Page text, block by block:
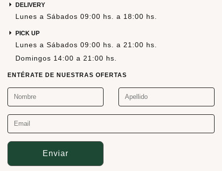
DELIVERY
Lunes a Sábados 09:00 hs. a 18:00 hs.
PICK UP
Lunes a Sábados 09:00 hs. a 21:00 hs.
Domingos 14:00 a 21:00 hs.
ENTÉRATE DE NUESTRAS OFERTAS
Enviar